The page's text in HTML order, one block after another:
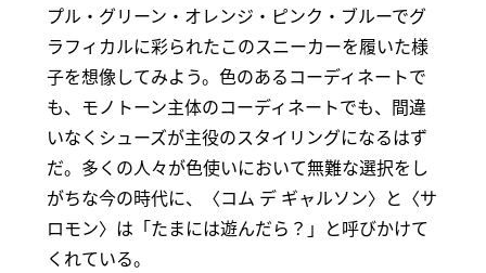
プル・グリーン・オレンジ・ピンク・ブルーでグ
ラフィカルに彩られたこのスニーカーを履いた様
子を想像してみよう。色のあるコーディネートで
も、モノトーン主体のコーディネートでも、間違
いなくシューズが主役のスタイリングになるはず
だ。多くの人々が色使いにおいて無難な選択をし
がちな今の時代に、〈コム デ ギャルソン〉と〈サ
ロモン〉は「たまには遊んだら？」と呼びかけて
くれている。